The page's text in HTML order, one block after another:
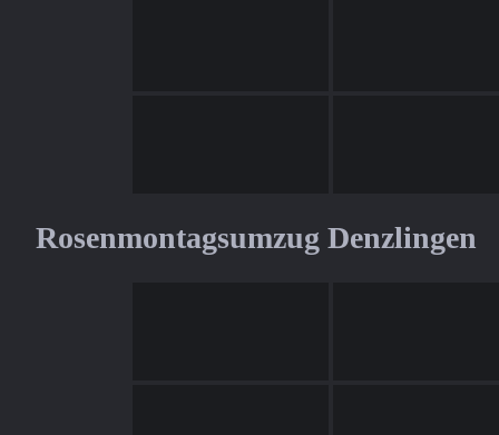
Rosenmontagsumzug Denzlingen